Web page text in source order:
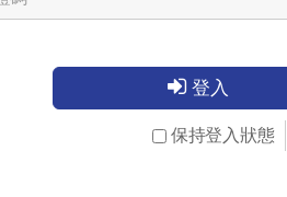
登入
保持登入狀態